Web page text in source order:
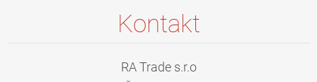
Kontakt
RA Trade s.r.o